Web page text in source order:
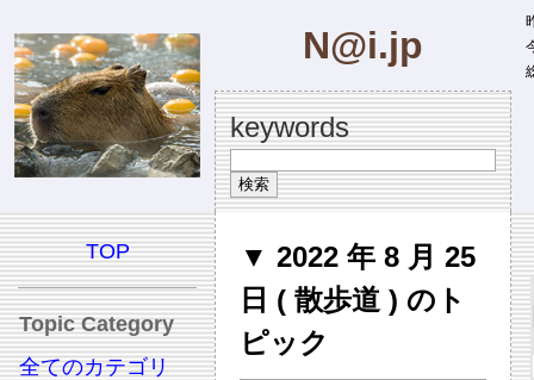
N@i.jp
keywords
TOP
Topic Category
全てのカテゴリ
▼ 2022 年 8 月 25
日 ( 散歩道 ) のト
ピック